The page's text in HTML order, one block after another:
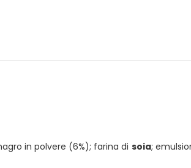
in polvere (6%); farina di soia;